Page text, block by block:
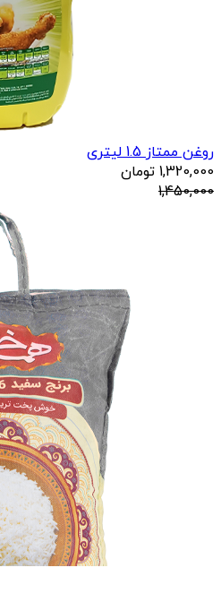
روغن ممتاز 1.5 لیتری
1,320,000 تومان
1,450,000